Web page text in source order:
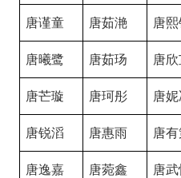
唐谨童 唐茹滟 唐熙
唐曦鹭 唐茹玚 唐
唐芒璇 唐珂彤 唐妮
唐锐滔 唐惠雨 唐
唐逸嘉 唐菀鑫 唐